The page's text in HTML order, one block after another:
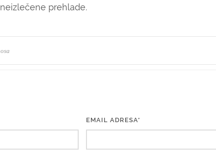
prehlade.
EMAIL ADRESA*